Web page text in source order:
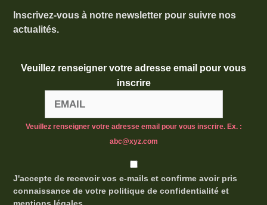
Inscrivez-vous à notre newsletter pour suivre nos
actualités.
Veuillez renseigner votre adresse email pour vous
inscrire
Veuillez renseigner votre adresse email pour vous inscrire. Ex. :
abc@xyz.com
J'accepte de recevoir vos e-mails et confirme avoir pris
connaissance de votre politique de confidentialité et
mentions légales.